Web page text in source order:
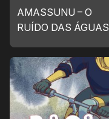
AMASSUNU – O
RUÍDO DAS ÁGUAS